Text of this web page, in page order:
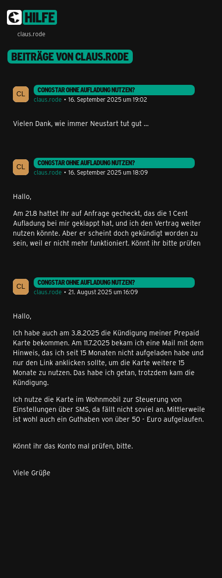
claus.rode
BEITRÄGE VON CLAUS.RODE
CONGSTAR OHNE AUFLADUNG NUTZEN?
claus.rode
16. September 2025 um 19:02
Vielen Dank, wie immer Neustart tut gut …
CONGSTAR OHNE AUFLADUNG NUTZEN?
claus.rode
16. September 2025 um 18:09
Hallo,
Am 21.8 hattet Ihr auf Anfrage gecheckt, das die 1 Cent
Aufladung bei mir geklappt hat, und ich den Vertrag weiter
nutzen könnte. Aber er scheint doch gekündigt worden zu
sein, weil er nicht mehr funktioniert. Könnt ihr bitte prüfen
CONGSTAR OHNE AUFLADUNG NUTZEN?
claus.rode
21. August 2025 um 16:09
Hallo,
Ich habe auch am 3.8.2025 die Kündigung meiner Prepaid
Karte bekommen. Am 11.7.2025 bekam ich eine Mail mit dem
Hinweis, das ich seit 15 Monaten nicht aufgeladen habe und
nur den Link anklicken sollte, um die Karte weitere 15
Monate zu nutzen. Das habe ich getan, trotzdem kam die
Kündigung.
Ich nutze die Karte im Wohnmobil zur Steuerung von
Einstellungen über SMS, da fällt nicht soviel an. Mittlerweile
ist wohl auch ein Guthaben von über 50 - Euro aufgelaufen.
Könnt ihr das Konto mal prüfen, bitte.
Viele Grüße